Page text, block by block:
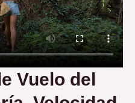
Vuelo del